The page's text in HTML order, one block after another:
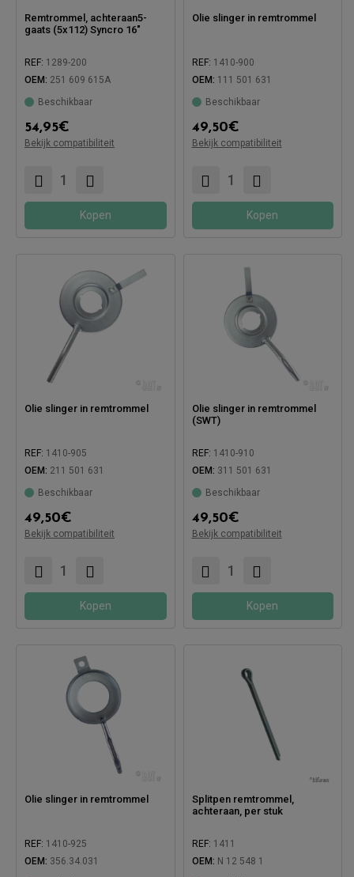
Remtrommel, achteraan5-
gaats (5x112) Syncro 16"
REF: 1289-200
OEM: 251 609 615A
Beschikbaar
54,95€
Bekijk compatibiliteit
Compatibel met:
Kopen
Olie slinger in remtrommel
REF: 1410-900
OEM: 111 501 631
Beschikbaar
49,50€
Bekijk compatibiliteit
Compatibel met:
Kopen
Olie slinger in remtrommel
REF: 1410-905
OEM: 211 501 631
Beschikbaar
49,50€
Bekijk compatibiliteit
Kopen
Olie slinger in remtrommel
(SWT)
REF: 1410-910
OEM: 311 501 631
Beschikbaar
49,50€
Bekijk compatibiliteit
Kopen
Olie slinger in remtrommel
REF: 1410-925
OEM: 356.34.031
Splitpen remtrommel,
achteraan, per stuk
REF: 1411
OEM: N 12 548 1
Compatibel met: